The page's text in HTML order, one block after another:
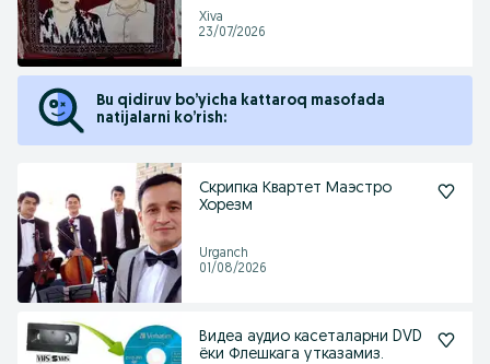
Xiva
23/07/2026
Bu qidiruv bo’yicha kattaroq masofada
natijalarni ko’rish:
Скрипка Квартет Маэстро
Хорезм
Urganch
01/08/2026
Видеа аудио касеталарни DVD
ёки Флешкага утказамиз.